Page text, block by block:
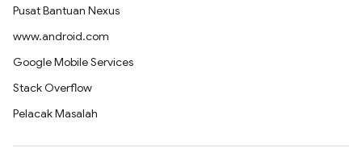
Pusat Bantuan Nexus
www.android.com
Google Mobile Services
Stack Overflow
Pelacak Masalah